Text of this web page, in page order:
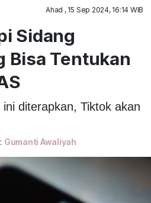
Ahad , 15 Sep 2024, 16:14 WIB
Sidang
Bisa Tentukan
diterapkan, Tiktok akan
Gumanti Awaliyah